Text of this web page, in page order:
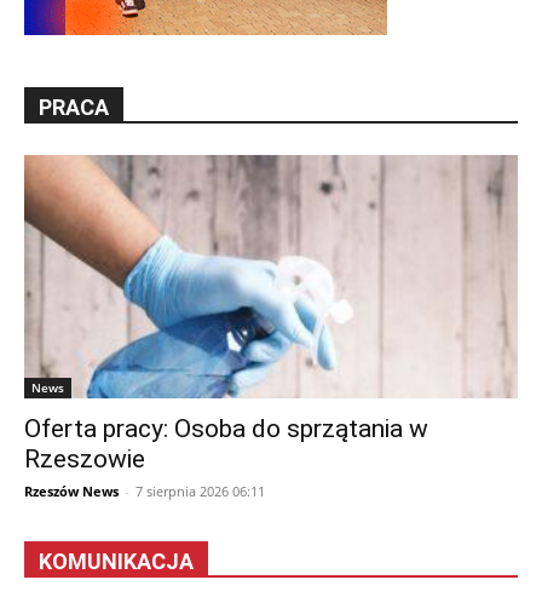
PRACA
News
Oferta pracy: Osoba do sprzątania w
Rzeszowie
Rzeszów News - 7 sierpnia 2026 06:11
KOMUNIKACJA